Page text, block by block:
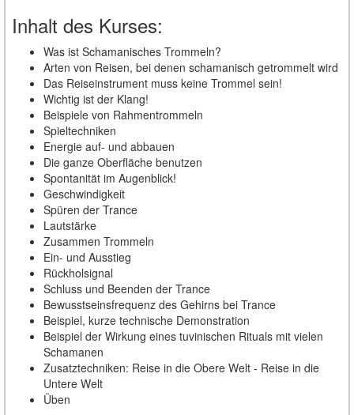
Inhalt des Kurses:
Was ist Schamanisches Trommeln?
Arten von Reisen, bei denen schamanisch getrommelt wird
Das Reiseinstrument muss keine Trommel sein!
Wichtig ist der Klang!
Beispiele von Rahmentrommeln
Spieltechniken
Energie auf- und abbauen
Die ganze Oberfläche benutzen
Spontanität im Augenblick!
Geschwindigkeit
Spüren der Trance
Lautstärke
Zusammen Trommeln
Ein- und Ausstieg
Rückholsignal
Schluss und Beenden der Trance
Bewusstseinsfrequenz des Gehirns bei Trance
Beispiel, kurze technische Demonstration
Beispiel der Wirkung eines tuvinischen Rituals mit vielen
Schamanen
Zusatztechniken: Reise in die Obere Welt - Reise in die
Untere Welt
Üben